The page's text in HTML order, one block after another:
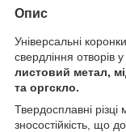
Опис
Універсальні коронки
свердління отворів
листовий метал,
та оргскло.
Твердосплавні різці
зносостійкість, що